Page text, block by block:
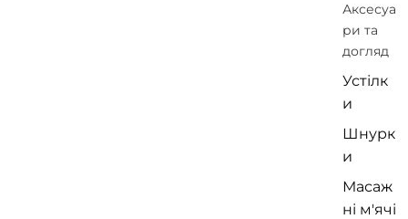
Аксесуа
ри та
догляд
Устілк
и
Шнурк
и
Масаж
ні м'ячі